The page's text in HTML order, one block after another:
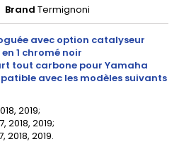
Brand Termignoni
avec option catalyseur
1 chromé noir
tout carbone pour Yamaha
avec les modèles suivants
2019;
2018, 2019;
2018, 2019.